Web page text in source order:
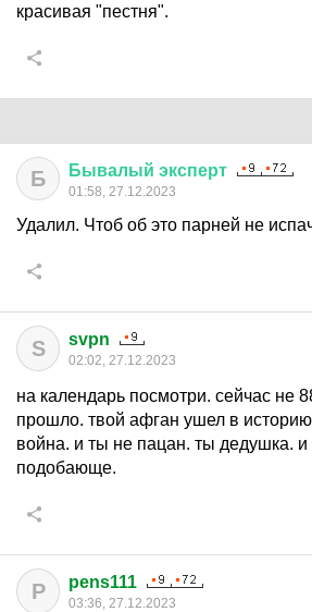
красивая "пестня".
Б Бывалый эксперт
01:58, 27.12.2023
Удалил. Чтоб об это парней не
S svpn
02:02, 27.12.2023
на календарь посмотри. сейчас не
прошло. твой афган ушел в историю
война. и ты не пацан. ты дедушка. и
подобающе.
P pens111
03:36, 27.12.2023